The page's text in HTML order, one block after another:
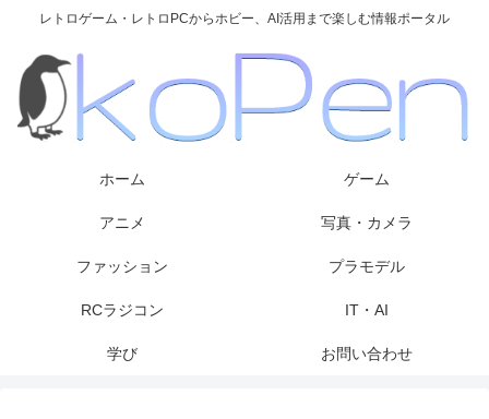
レトロゲーム・レトロPCからホビー、AI活用まで楽しむ情報ポータル
ホーム ゲーム
アニメ 写真・カメラ
ファッション プラモデル
RCラジコン IT・AI
学び お問い合わせ